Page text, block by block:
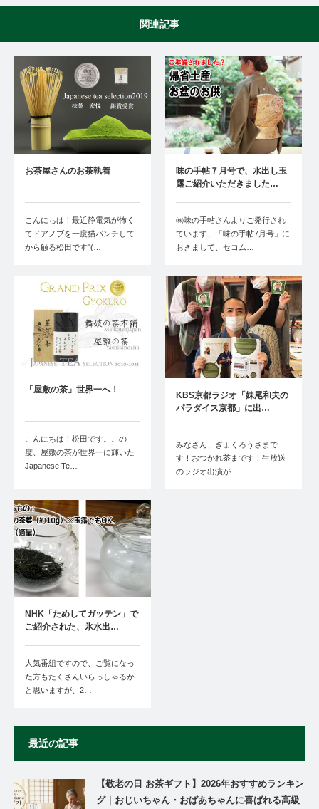
関連記事
お茶屋さんのお茶執着
こんにちは！最近静電気が怖く
てドアノブを一度猫パンチして
から触る松田です"(…
味の手帖７月号で、水出し玉
露ご紹介いただきました…
㈱味の手帖さんよりご発行され
ています、「味の手帖7月号」に
おきまして、セコム…
「屋敷の茶」世界一へ！
こんにちは！松田です。この
度、屋敷の茶が世界一に輝いた
Japanese Te…
KBS京都ラジオ「妹尾和夫の
パラダイス京都」に出…
みなさん、ぎょくろうさまで
す！おつかれ茶まです！生放送
のラジオ出演が…
NHK「ためしてガッテン」で
ご紹介された、氷水出…
人気番組ですので、ご覧になっ
た方もたくさんいらっしゃるか
と思いますが、2…
最近の記事
【敬老の日 お茶ギフト】2026年おすすめランキン
グ｜おじいちゃん・おばあちゃんに喜ばれる高級